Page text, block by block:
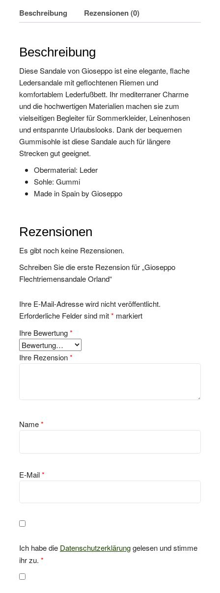
Beschreibung Rezensionen (0)
Beschreibung
Diese Sandale von Gioseppo ist eine elegante, flache
Ledersandale mit geflochtenen Riemen und
komfortablem Lederfußbett. Ihr mediterraner Charme
und die hochwertigen Materialien machen sie zum
vielseitigen Begleiter für Sommerkleider, Leinenhosen
und entspannte Urlaubslooks. Dank der bequemen
Gummisohle ist diese Sandale auch für längere
Strecken gut geeignet.
Obermaterial: Leder
Sohle: Gummi
Made in Spain by Gioseppo
Rezensionen
Es gibt noch keine Rezensionen.
Schreiben Sie die erste Rezension für „Gioseppo
Flechtriemensandale Orland“
Ihre E-Mail-Adresse wird nicht veröffentlicht.
Erforderliche Felder sind mit* markiert
Ihre Bewertung*
Ihre Rezension*
Name*
E-Mail*
Ich habe die Datenschutzerklärunggelesen und stimme
ihr zu. *